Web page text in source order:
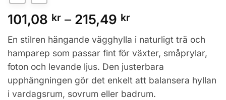
101,08 kr – 215,49 krPrisintervall:
till
215,49 kr
En stilren hängande vägghylla i naturligt trä och
hamparep som passar fint för växter, småprylar,
foton och levande ljus. Den justerbara
upphängningen gör det enkelt att balansera hyllan
i vardagsrum, sovrum eller badrum.